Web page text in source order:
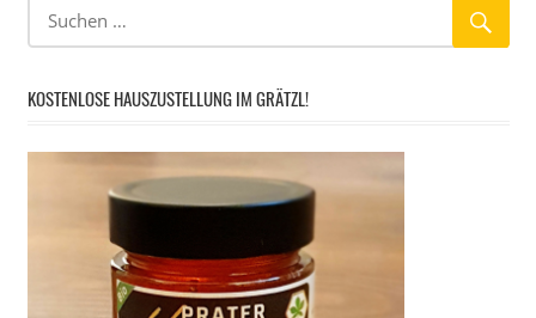
KOSTENLOSE HAUSZUSTELLUNG IM GRÄTZL!